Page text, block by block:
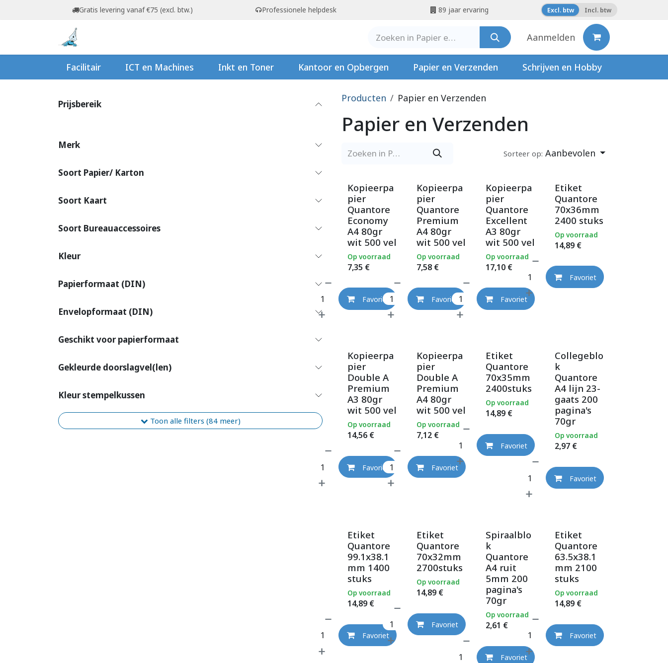
Overslaan naar inhoudGratis levering vanaf €75 (excl. btw.) Professionele helpdesk 89 jaar ervaring Excl. btw Incl. btw
Aanmelden
Facilitair ICT en Machines Inkt en Toner Kantoor en Opbergen Papier en Verzenden Schrijven en Hobby
Prijsbereik
Merk
Soort Papier/ Karton
Soort Kaart
Soort Bureauaccessoires
Kleur
Papierformaat (DIN)
Envelopformaat (DIN)
Geschikt voor papierformaat
Gekleurde doorslagvel(len)
Kleur stempelkussen
Toon alle filters (84 meer)
Producten Papier en Verzenden
Papier en Verzenden
Sorteer op: Aanbevolen
Kopieerpa
pier
Quantore
Economy
A4 80gr
wit 500 vel
7,35 €
Op voorraad
Favoriet
Kopieerpa
pier
Quantore
Premium
A4 80gr
wit 500 vel
7,58€
Op voorraad
Favoriet
Kopieerpa
pier
Quantore
Excellent
A3 80gr
wit 500 vel
17,10€
Op voorraad
Favoriet
Etiket
Quantore
70x36mm
2400 stuks
14,89€
Op voorraad
Favoriet
Kopieerpa
pier
Double A
Premium
A3 80gr
wit 500 vel
14,56 €
Op voorraad
Favoriet
Kopieerpa
pier
Double A
Premium
A4 80gr
wit 500 vel
7,12€
Op voorraad
Favoriet
Etiket
Quantore
70x35mm
2400stuks
14,89€
Op voorraad
Favoriet
Collegeblo
k
Quantore
A4 lijn 23-
gaats 200
pagina's
70gr
2,97€
Op voorraad
Favoriet
Etiket
Quantore
99.1x38.1
mm 1400
stuks
14,89 €
Op voorraad
Favoriet
Etiket
Quantore
70x32mm
2700stuks
14,89€
Op voorraad
Favoriet
Spiraalblo
k
Quantore
A4 ruit
5mm 200
pagina's
70gr
2,61 €
Op voorraad
Favoriet
Etiket
Quantore
63.5x38.1
mm 2100
stuks
14,89€
Op voorraad
Favoriet